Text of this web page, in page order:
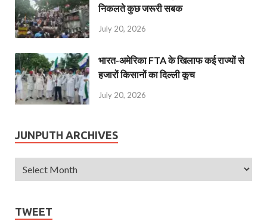
निकलते कुछ जरूरी सबक
July 20, 2026
भारत-अमेरिका FTA के खिलाफ कई राज्यों से
हजारों किसानों का दिल्ली कूच
July 20, 2026
JUNPUTH ARCHIVES
TWEET